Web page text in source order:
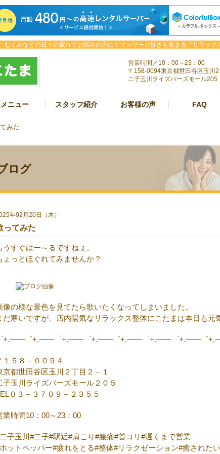
むくみなどの日々の疲れでお悩みの方に！マッサージ好きも集まる「リラッ
営業時間／10：00～23：00
〒158-0094東京都世田谷区玉川2
二子玉川ライズバーズモール205
メニュー スタッフ紹介 お客様の声 FAQ
みた
ログ
年02月20日（木）
ってみた
うすぐはー～るですねぇ。
ょっとほぐれてみませんか？
像の様な景色を見てたら歌いたくなってしまいました。
だ寒いですが、店内陽気なリラックス整体にこたまは本日も元
゜+.――゜+.――゜+.――゜+.――゜+.――゜+.――゜+.――゜
１５８－００９４
京都世田谷区玉川２丁目２－１
子玉川ライズバーズモール２０５
０３－３７０９－２３５５
業時間10：00～23：00
子玉川#二子#駅近#肩こり#腰痛#首コリ#遅くまで営業
ットペッパー#疲れをとる#整体#リラクゼーション#癒されたい